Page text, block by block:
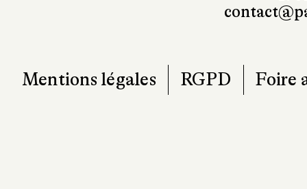
Mentions légales RGPD Foire